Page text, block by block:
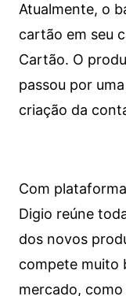
Atualmente, o
cartão em seu
Cartão. O
passou por
criação da
Com
Digio reúne
dos novos
compete muito
mercado,